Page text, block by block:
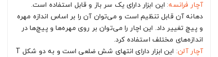
آچار فرانسه: این ابزار دارای یک سر باز و قابل استفاده است.
دهانه آن قابل تنظیم است و می‌توان آن را بر اساس اندازه مهره
و پیچ تغییر داد. این اچار را می‌توان بر روی مهره‌ها و پیچ‌ها در
اندازه‌های مختلف استفاده کرد.
آچار آلن:
این ابزار دارای انتهای شش ضلعی است و به دو شکل T